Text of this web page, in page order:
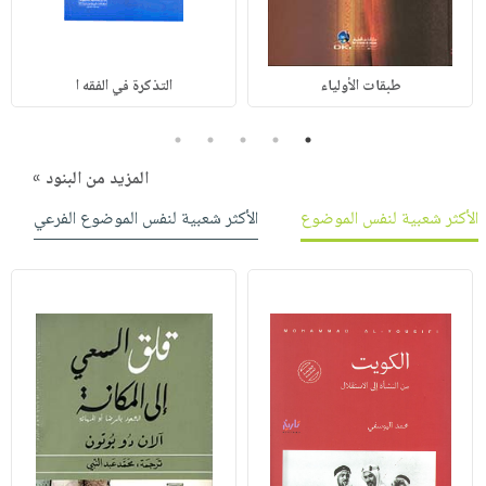
طبقات الأولياء التذكرة في الفقه ا
1
2
3
4
5
المزيد من البنود »
الأكثر شعبية لنفس الموضوع
الأكثر شعبية لنفس الموضوع الفرعي